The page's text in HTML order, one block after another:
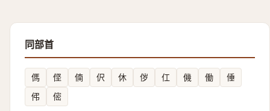
同部首
傌 㑠 㑲 伬 休 㑕 仜 僟 働
倕
伄
㑻